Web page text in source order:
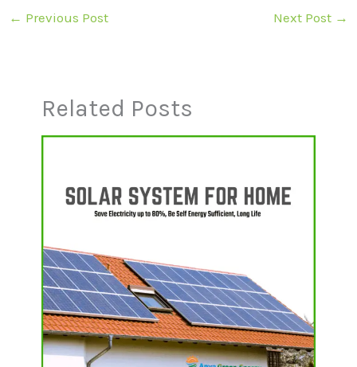
← Previous Post Next Post →
Related Posts